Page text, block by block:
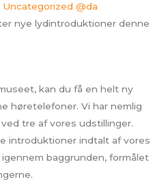
Uncategorized @da
nye lydintroduktioner denne
kan du få en helt ny
høretelefoner. Vi har nemlig
tre af vores udstillinger.
introduktioner indtalt af vores
baggrunden, formålet